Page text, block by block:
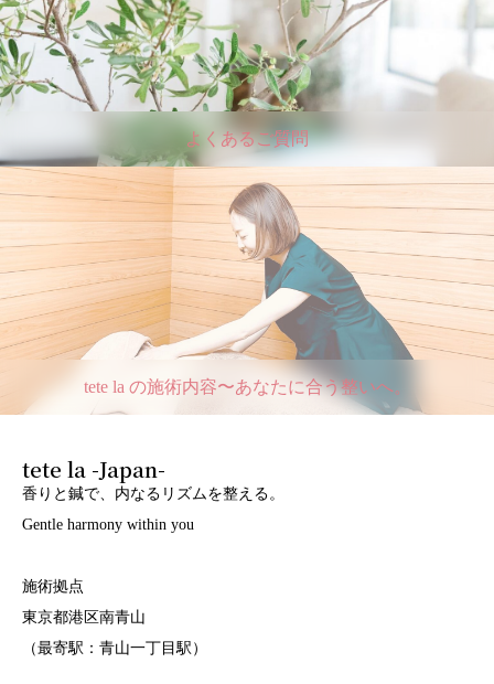
よくあるご質問
tete la の施術内容〜あなたに合う整いへ。
tete la -Japan-
香りと鍼で、内なるリズムを整える。
Gentle harmony within you
施術拠点
東京都港区南青山
（最寄駅：青山一丁目駅）